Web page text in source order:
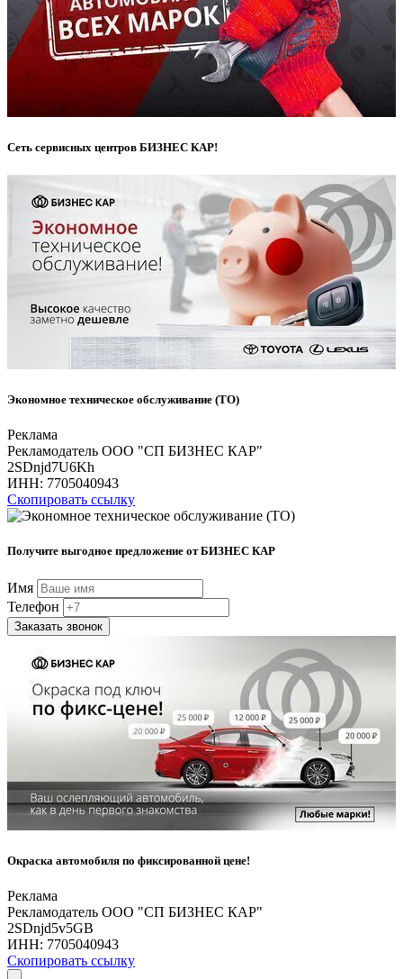
Сеть сервисных центров БИЗНЕС КАР!
Экономное техническое обслуживание (ТО)
Реклама
Рекламодатель ООО "СП БИЗНЕС КАР"
2SDnjd7U6Kh
ИНН: 7705040943
Скопировать ссылку
Получите выгодное предложение от БИЗНЕС КАР
Имя
Телефон
Заказать звонок
Окраска автомобиля по фиксированной цене!
Реклама
Рекламодатель ООО "СП БИЗНЕС КАР"
2SDnjd5v5GB
ИНН: 7705040943
Скопировать ссылку